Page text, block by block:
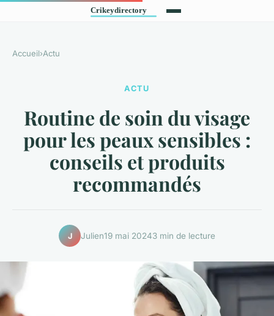
Accueil›Actu
ACTU
Routine de soin du visage
pour les peaux sensibles :
conseils et produits
recommandés
J Julien19 mai 20243 min de lecture